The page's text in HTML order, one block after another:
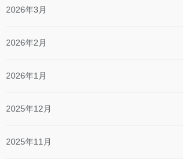
2026年3月
2026年2月
2026年1月
2025年12月
2025年11月